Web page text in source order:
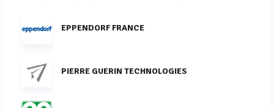
EPPENDORF FRANCE
PIERRE GUERIN TECHNOLOGIES